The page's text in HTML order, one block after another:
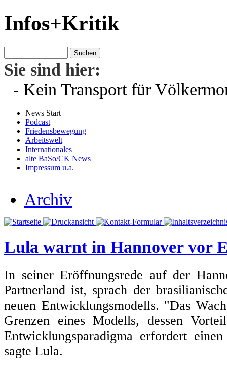
Infos+Kritik
Sie sind hier:
- Kein Transport für
News Start
Podcast
Friedensbewegung
Arbeitswelt
Internationales
alte BaSo/CK News
Impressum u.a.
Archiv
Lula warnt in Hannover vor
In seiner Eröffnungsrede auf der
Partnerland ist, sprach der
neuen Entwicklungsmodells. "Das
Grenzen eines Modells, dessen
Entwicklungsparadigma erfordert
sagte Lula.